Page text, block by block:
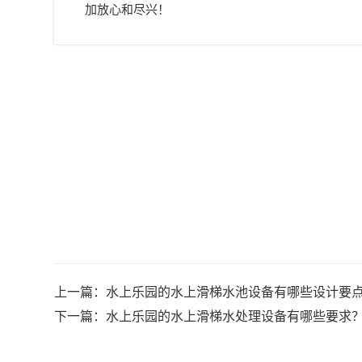
加放心和尽兴！
上一篇： 水上乐园的水上滑梯水池设备有哪些设计要
下一篇： 水上乐园的水上滑梯水处理设备有哪些要求